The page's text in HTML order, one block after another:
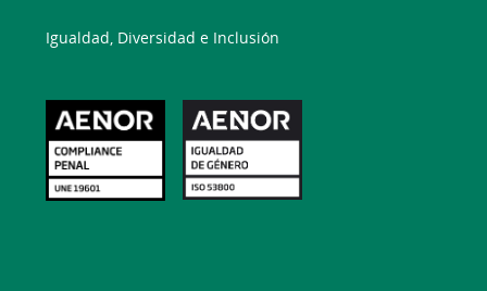
Igualdad, Diversidad e Inclusión